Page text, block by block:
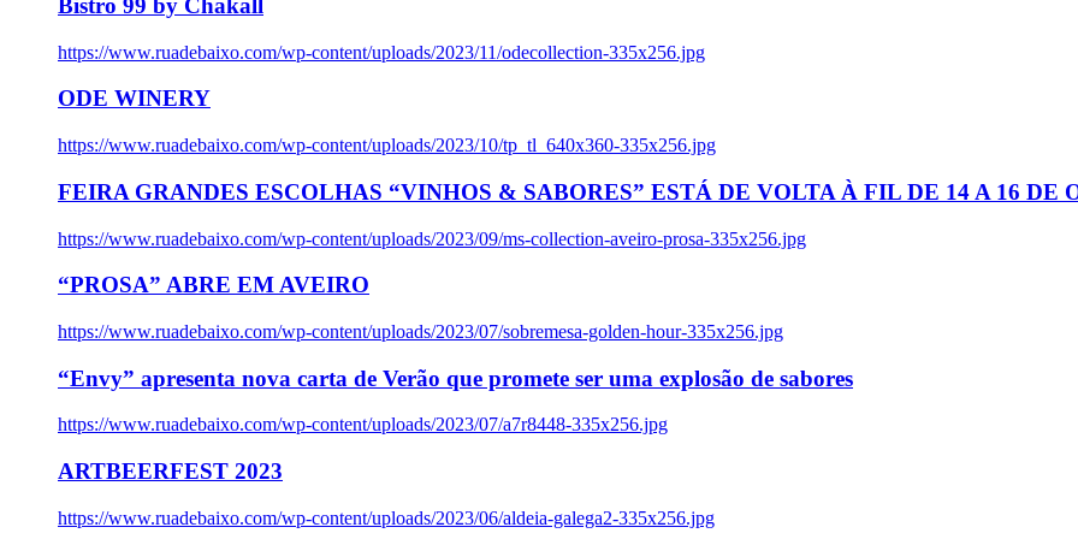
Bistro 99 by Chakall
https://www.ruadebaixo.com/wp-content/uploads/2023/11/odecollection-335x256.jpg
ODE WINERY
https://www.ruadebaixo.com/wp-content/uploads/2023/10/tp_tl_640x360-335x256.jpg
FEIRA GRANDES ESCOLHAS “VINHOS & SABORES” ESTÁ DE VOLTA À FIL DE 14 A 16 DE
https://www.ruadebaixo.com/wp-content/uploads/2023/09/ms-collection-aveiro-prosa-335x256.jpg
“PROSA” ABRE EM AVEIRO
https://www.ruadebaixo.com/wp-content/uploads/2023/07/sobremesa-golden-hour-335x256.jpg
“Envy” apresenta nova carta de Verão que promete ser uma explosão de sabores
https://www.ruadebaixo.com/wp-content/uploads/2023/07/a7r8448-335x256.jpg
ARTBEERFEST 2023
https://www.ruadebaixo.com/wp-content/uploads/2023/06/aldeia-galega2-335x256.jpg